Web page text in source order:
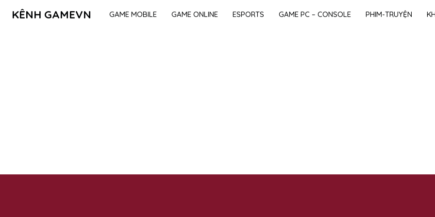
KÊNH GAMEVN GAME MOBILE GAME ONLINE ESPORTS GAME PC – CONSOLE PHIM-TRUYỆN